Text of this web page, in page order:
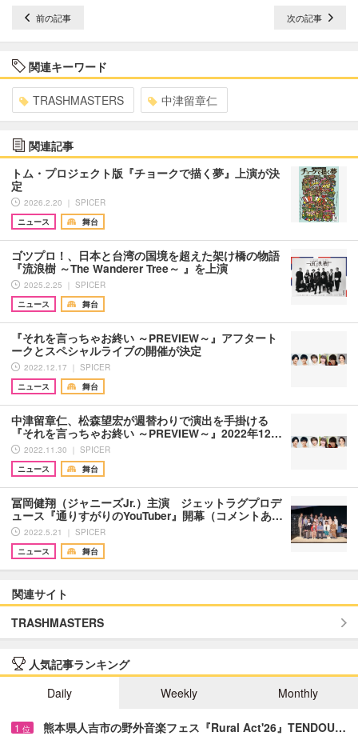
前の記事 次の記事
関連キーワード
TRASHMASTERS 中津留章仁
関連記事
トム・プロジェクト版『チョークで描く夢』上演が決
定
2026.2.20 ｜ SPICER
ニュース
舞台
ゴツプロ！、日本と台湾の国境を超えた架け橋の物語
『流浪樹 ～The Wanderer Tree～ 』を上演
2025.2.25 ｜ SPICER
ニュース
舞台
『それを言っちゃお終い ～PREVIEW～』アフタート
ークとスペシャルライブの開催が決定
2022.12.17 ｜ SPICER
ニュース
舞台
中津留章仁、松森望宏が週替わりで演出を手掛ける
『それを言っちゃお終い ～PREVIEW～』2022年12…
2022.11.30 ｜ SPICER
ニュース
舞台
冨岡健翔（ジャニーズJr.）主演 ジェットラグプロデ
ュース『通りすがりのYouTuber』開幕（コメントあ…
2022.5.21 ｜ SPICER
ニュース
舞台
関連サイト
TRASHMASTERS
人気記事ランキング
Daily
Weekly Monthly
1 位 熊本県人吉市の野外音楽フェス『Rural Act'26』TENDOU…